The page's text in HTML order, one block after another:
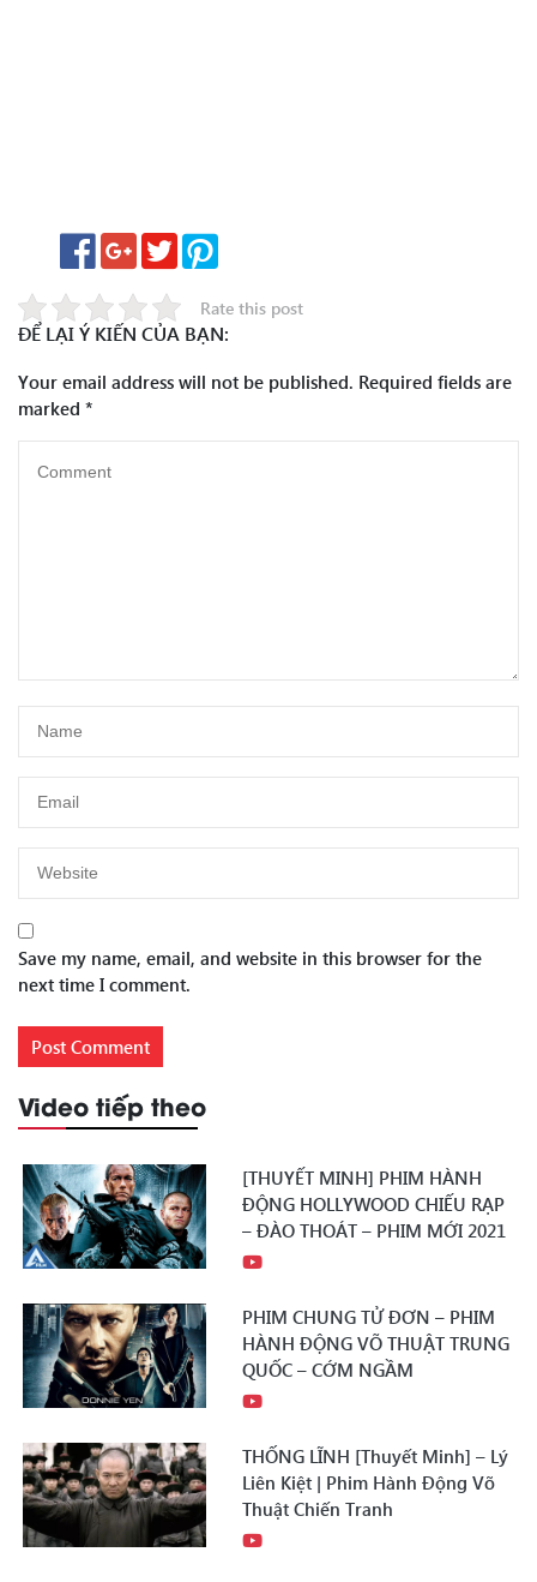
Rate this post
ĐỂ LẠI Ý KIẾN CỦA BẠN:
Your email address will not be published. Required fields are
marked *
Save my name, email, and website in this browser for the
next time I comment.
Video tiếp theo
[THUYẾT MINH] PHIM HÀNH
ĐỘNG HOLLYWOOD CHIẾU RẠP
– ĐÀO THOÁT – PHIM MỚI 2021
PHIM CHUNG TỬ ĐƠN – PHIM
HÀNH ĐỘNG VÕ THUẬT TRUNG
QUỐC – CỚM NGẦM
THỐNG LĨNH [Thuyết Minh] – Lý
Liên Kiệt | Phim Hành Động Võ
Thuật Chiến Tranh